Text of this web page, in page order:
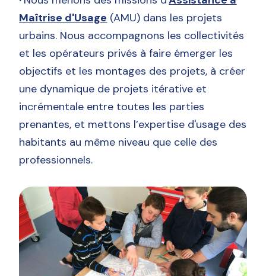
Maîtrise d'Usage (AMU) dans les projets
urbains. Nous accompagnons les collectivités
et les opérateurs privés à faire émerger les
objectifs et les montages des projets, à créer
une dynamique de projets itérative et
incrémentale entre toutes les parties
prenantes, et mettons l’expertise d'usage des
habitants au même niveau que celle des
professionnels.